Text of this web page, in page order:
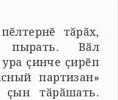
тӑрӑх,
пырать. Вӑл
ура ҫинче ҫирӗп
партизан»
ҫын тӑрӑшать.